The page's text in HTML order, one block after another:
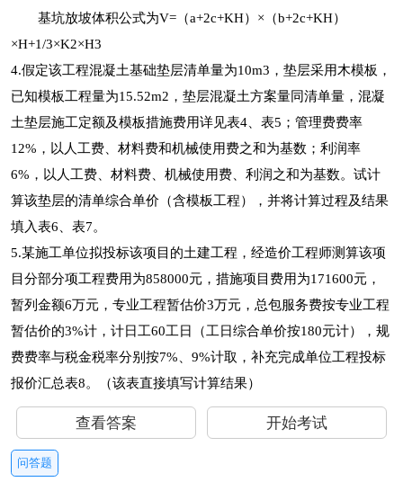
基坑放坡体积公式为V=（a+2c+KH）×（b+2c+KH）
×H+1/3×K2×H3
4.假定该工程混凝土基础垫层清单量为10m3，垫层采用木模板，
已知模板工程量为15.52m2，垫层混凝土方案量同清单量，混凝
土垫层施工定额及模板措施费用详见表4、表5；管理费费率
12%，以人工费、材料费和机械使用费之和为基数；利润率
6%，以人工费、材料费、机械使用费、利润之和为基数。试计
算该垫层的清单综合单价（含模板工程），并将计算过程及结果
填入表6、表7。
5.某施工单位拟投标该项目的土建工程，经造价工程师测算该项
目分部分项工程费用为858000元，措施项目费用为171600元，
暂列金额6万元，专业工程暂估价3万元，总包服务费按专业工程
暂估价的3%计，计日工60工日（工日综合单价按180元计），规
费费率与税金税率分别按7%、9%计取，补充完成单位工程投标
报价汇总表8。（该表直接填写计算结果）
查看答案 开始考试
问答题